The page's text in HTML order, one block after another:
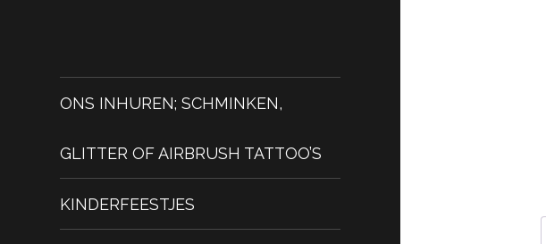
ONS INHUREN; SCHMINKEN,
GLITTER OF AIRBRUSH TATTOO’S
KINDERFEESTJES